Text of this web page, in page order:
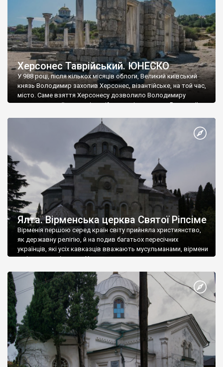
Херсонес Таврійський. ЮНЕСКО
У 988 році, після кількох місяців облоги, Великий київський
князь Володимир захопив Херсонес, візантійське, на той час,
місто. Саме взяття Херсонесу дозволило Володимиру
диктувати свої умови візантійському імператору Василю ІІ, та
Херсонесі Володимир-язичник, став Василем-християнином.
А потім було Хрещення Русі. На честь Херсонесу Таврійського
Ялта. Вірменська церква Святої Ріпсіме
Вірменія першою серед країн світу прийняла християнство,
як державну релігію, й на подив багатьох пересічних
українців, які усіх кавказців вважають мусульманами, вірмени
є відданими вірянами Христа